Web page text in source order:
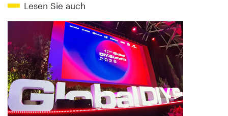
Lesen Sie auch